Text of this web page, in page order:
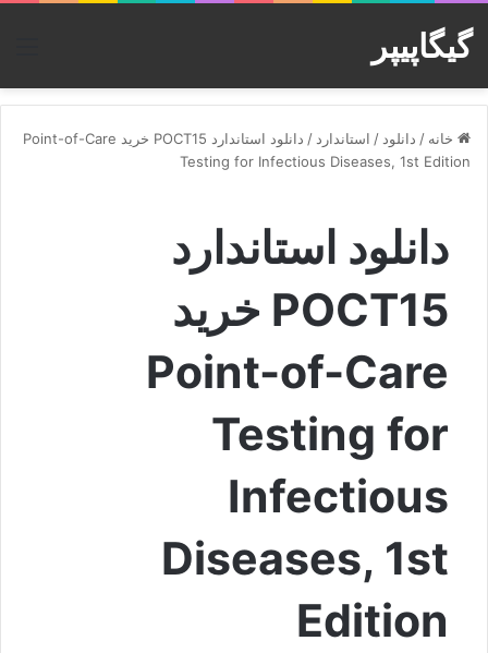
گیگاپیپر
خانه / دانلود / استاندارد /
دانلود استاندارد POCT15 خرید Point-of-Care
Testing for Infectious Diseases, 1st Edition
دانلود استاندارد
POCT15 خرید
Point-of-Care
Testing for
Infectious
Diseases, 1st
Edition